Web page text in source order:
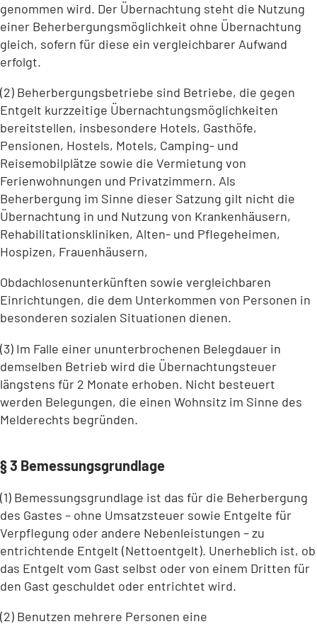
genommen wird. Der Übernachtung steht die Nutzung
einer Beherbergungsmöglichkeit ohne Übernachtung
gleich, sofern für diese ein vergleichbarer Aufwand
erfolgt.
(2) Beherbergungsbetriebe sind Betriebe, die gegen
Entgelt kurzzeitige Übernachtungsmöglichkeiten
bereitstellen, insbesondere Hotels, Gasthöfe,
Pensionen, Hostels, Motels, Camping- und
Reisemobilplätze sowie die Vermietung von
Ferienwohnungen und Privatzimmern. Als
Beherbergung im Sinne dieser Satzung gilt nicht die
Übernachtung in und Nutzung von Krankenhäusern,
Rehabilitationskliniken, Alten- und Pflegeheimen,
Hospizen, Frauenhäusern,
Obdachlosenunterkünften sowie vergleichbaren
Einrichtungen, die dem Unterkommen von Personen in
besonderen sozialen Situationen dienen.
(3) Im Falle einer ununterbrochenen Belegdauer in
demselben Betrieb wird die Übernachtungsteuer
längstens für 2 Monate erhoben. Nicht besteuert
werden Belegungen, die einen Wohnsitz im Sinne des
Melderechts begründen.
§ 3 Bemessungsgrundlage
(1) Bemessungsgrundlage ist das für die Beherbergung
des Gastes – ohne Umsatzsteuer sowie Entgelte für
Verpflegung oder andere Nebenleistungen – zu
entrichtende Entgelt (Nettoentgelt). Unerheblich ist, ob
das Entgelt vom Gast selbst oder von einem Dritten für
den Gast geschuldet oder entrichtet wird.
(2) Benutzen mehrere Personen eine